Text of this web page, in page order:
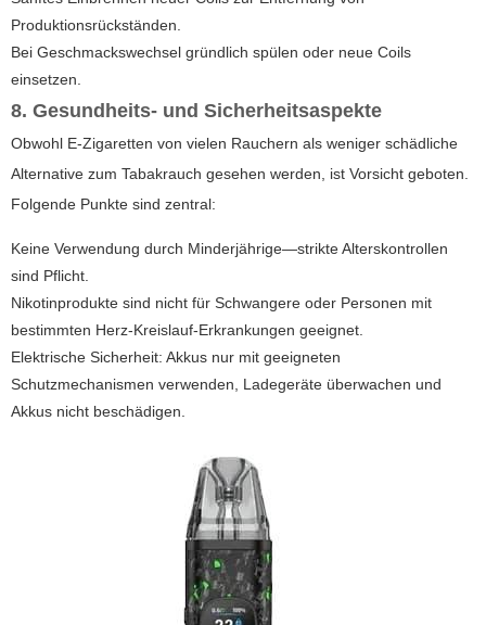
Produktionsrückständen.
Bei Geschmackswechsel gründlich spülen oder neue Coils
einsetzen.
8. Gesundheits- und Sicherheitsaspekte
Obwohl E-Zigaretten von vielen Rauchern als weniger schädliche
Alternative zum Tabakrauch gesehen werden, ist Vorsicht geboten.
Folgende Punkte sind zentral:
Keine Verwendung durch Minderjährige—strikte Alterskontrollen
sind Pflicht.
Nikotinprodukte sind nicht für Schwangere oder Personen mit
bestimmten Herz-Kreislauf-Erkrankungen geeignet.
Elektrische Sicherheit: Akkus nur mit geeigneten
Schutzmechanismen verwenden, Ladegeräte überwachen und
Akkus nicht beschädigen.